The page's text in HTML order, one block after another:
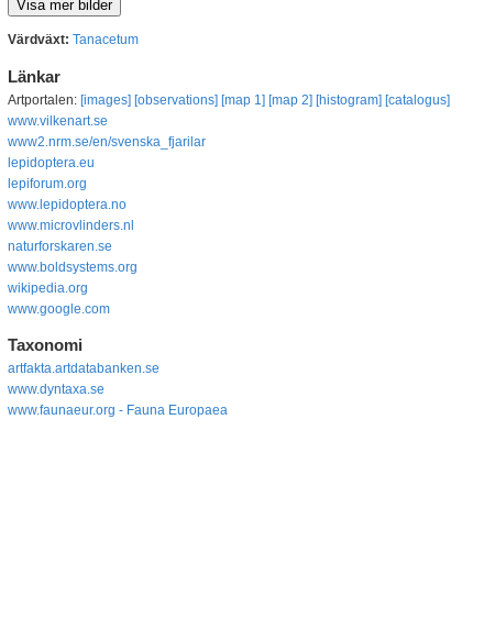
Värdväxt: Tanacetum
Länkar
Artportalen: [images] [observations] [map 1] [map 2] [histogram] [catalogus]
www.vilkenart.se
www2.nrm.se/en/svenska_fjarilar
lepidoptera.eu
lepiforum.org
www.lepidoptera.no
www.microvlinders.nl
naturforskaren.se
www.boldsystems.org
wikipedia.org
www.google.com
Taxonomi
artfakta.artdatabanken.se
www.dyntaxa.se
www.faunaeur.org - Fauna Europaea